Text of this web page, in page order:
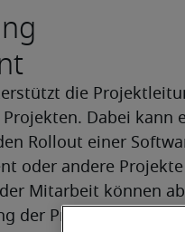
die
Dabei kann
Rollout einer
oder andere Projekte
Mitarbeit können
der Projektleitung in